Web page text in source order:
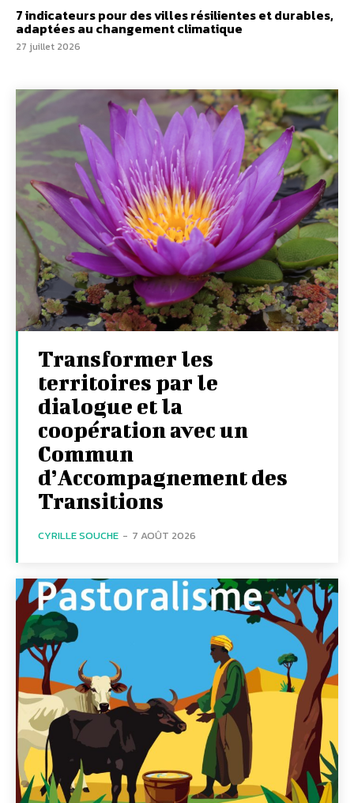
7 indicateurs pour des villes résilientes et durables,
adaptées au changement climatique
27 juillet 2026
Transformer les
territoires par le
dialogue et la
coopération avec un
Commun
d’Accompagnement des
Transitions
CYRILLE SOUCHE - 7 AOÛT 2026